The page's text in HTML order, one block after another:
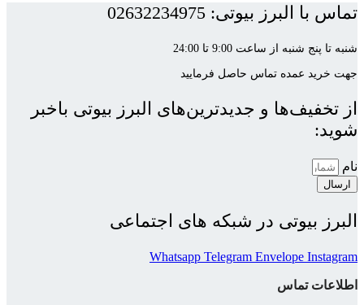
تماس با البرز بیوتی: 02632234975
شنبه تا پنج شنبه از ساعت 9:00 تا 24:00
جهت خرید عمده تماس حاصل فرمایید
از تخفیف‌ها و جدیدترین‌های البرز بیوتی باخبر
شوید:
نام
ارسال
البرز بیوتی در شبکه های اجتماعی
Whatsapp Telegram Envelope Instagram
اطلاعات تماس